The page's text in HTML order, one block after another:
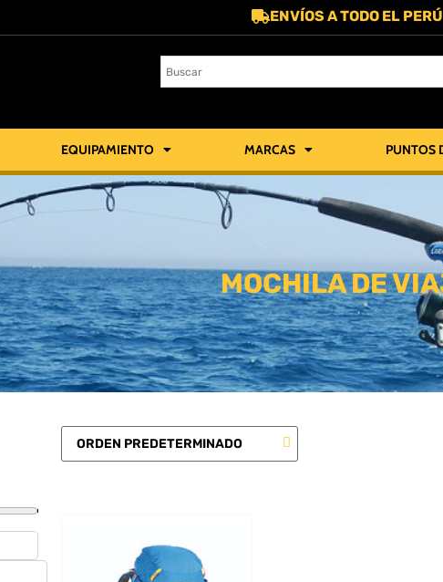
ENVÍOS A TODO EL PERÚ
EQUIPAMIENTO MARCAS PUNTOS
MOCHILA DE